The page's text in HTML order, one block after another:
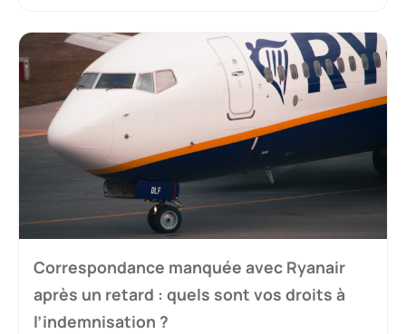
Correspondance manquée avec Ryanair
après un retard : quels sont vos droits à
l’indemnisation ?